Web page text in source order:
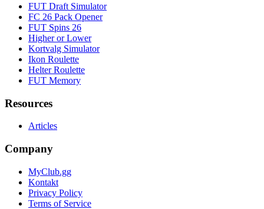
FUT Draft Simulator
FC 26 Pack Opener
FUT Spins 26
Higher or Lower
Kortvalg Simulator
Ikon Roulette
Helter Roulette
FUT Memory
Resources
Articles
Company
MyClub.gg
Kontakt
Privacy Policy
Terms of Service